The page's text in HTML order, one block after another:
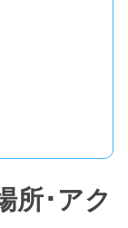
所･アク